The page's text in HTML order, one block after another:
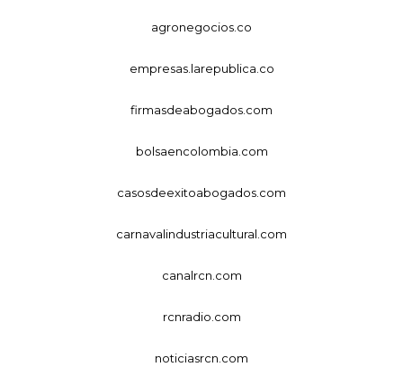
agronegocios.co
empresas.larepublica.co
firmasdeabogados.com
bolsaencolombia.com
casosdeexitoabogados.com
carnavalindustriacultural.com
canalrcn.com
rcnradio.com
noticiasrcn.com